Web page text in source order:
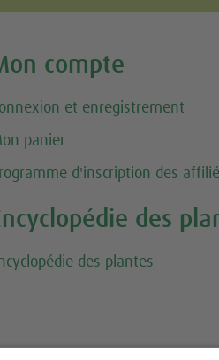
compte
et enregistrement
panier
d'inscription des
des
des plantes